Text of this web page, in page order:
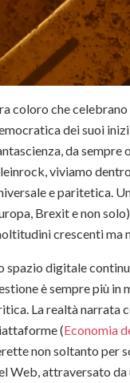
coloro che
dei suoi
da sempre
viviamo
e paritetica.
Brexit e non
crescenti ma
spazio digitale
è sempre più in
La realtà narrata
(Economia
non soltanto per
Web, attraversato